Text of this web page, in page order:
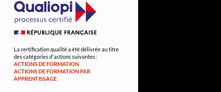
La certification qualité a été délivrée au titre
des catégories d'actions suivantes :
ACTIONS DE FORMATION
ACTIONS DE FORMATION PAR
APPRENTISSAGE